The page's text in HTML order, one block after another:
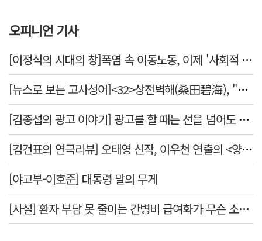
오피니언 기사
[이정식의 시대의 창]폭염 속 이동노동, 이제 '사회적 위험 관리'로 전환할 때
[뉴스로 보는 고사성어]<32>상전벽해(桑田碧海), "뽕나무밭이 푸른 바다가 되었다."
[김종섭의 광고 이야기] 광고를 할 때는 선을 넘어도 좋습니다.
[김건표의 연극리뷰] 오태영 신작, 이우천 연출의 <양은 양순하다>"국민을 온순한 양으로 길들이는 전체주의적 정치의 알레고리"
[야고부-이호준] 대통령 말의 무게
[사설] 환자 부담 못 줄이는 간병비 급여화가 무슨 소용인가